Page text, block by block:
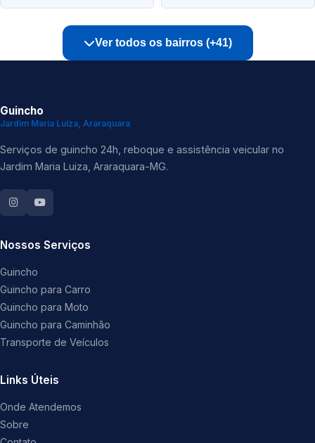
Ver todos os bairros (+41)
Guincho
Jardim Maria Luiza, Araraquara
Serviços de guincho 24h, reboque e assistência veicular no
Jardim Maria Luiza, Araraquara-MG.
Nossos Serviços
Guincho
Guincho para Carro
Guincho para Moto
Guincho para Caminhão
Transporte de Veículos
Links Úteis
Onde Atendemos
Sobre